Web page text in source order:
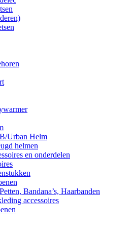
Urban Helm
helmen
en onderdelen
Bandana’s, Haarbanden
accessoires